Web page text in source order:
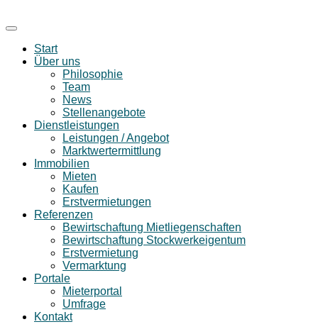
Start
Über uns
Philosophie
Team
News
Stellenangebote
Dienstleistungen
Leistungen / Angebot
Marktwertermittlung
Immobilien
Mieten
Kaufen
Erstvermietungen
Referenzen
Bewirtschaftung Mietliegenschaften
Bewirtschaftung Stockwerkeigentum
Erstvermietung
Vermarktung
Portale
Mieterportal
Umfrage
Kontakt